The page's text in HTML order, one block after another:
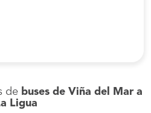
de buses de Viña del Mar a
Ligua